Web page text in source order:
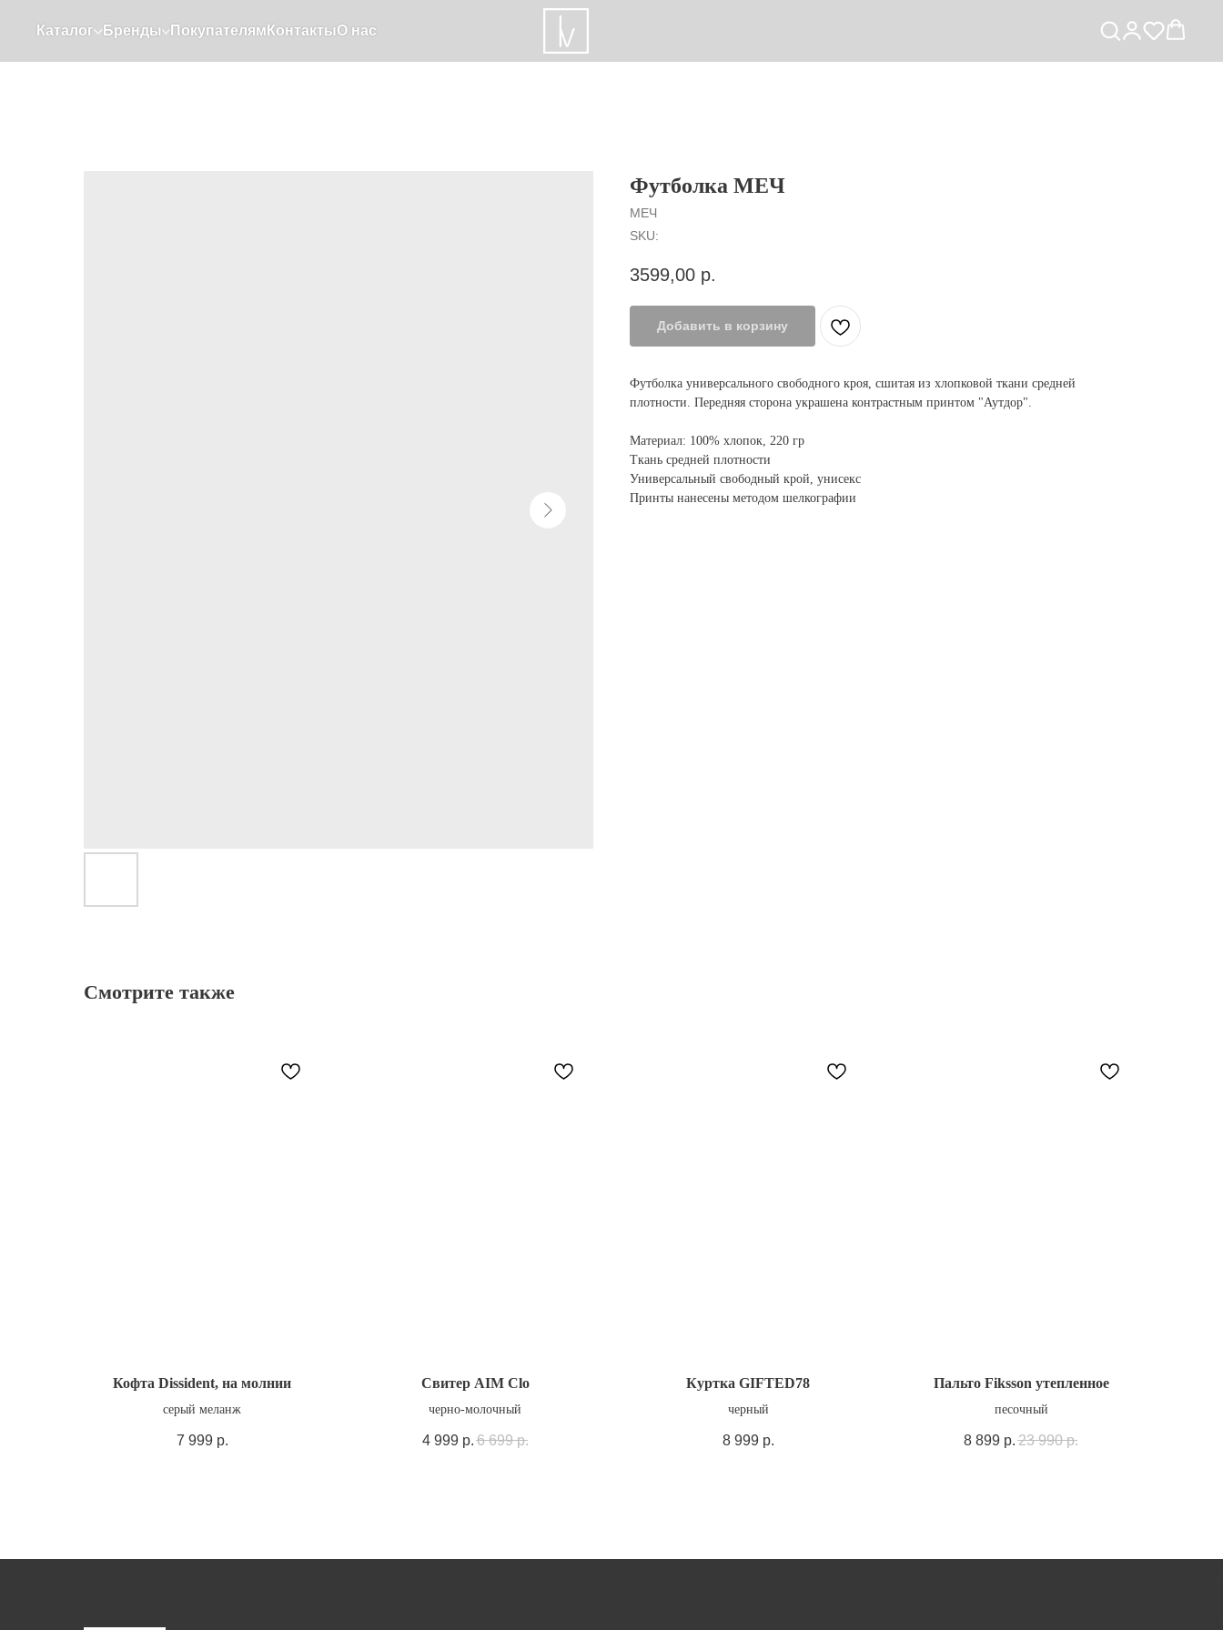
Каталог Бренды Покупателям КонтактыО нас
Футболка МЕЧ
МЕЧ
SKU:
3599,00 р.
Добавить в корзину
Футболка универсального свободного кроя, сшитая из хлопковой ткани средней
плотности. Передняя сторона украшена контрастным принтом "Аутдор".
Материал: 100% хлопок, 220 гр
Ткань средней плотности
Универсальный свободный крой, унисекс
Принты нанесены методом шелкографии
Смотрите также
Кофта Dissident, на молнии
серый меланж
7 999 р.
Свитер AIM Clo
черно-молочный
4 999 р. 6 699 р.
Куртка GIFTED78
черный
8 999 р.
Пальто Fiksson утепленное
песочный
8 899 р. 23 990 р.